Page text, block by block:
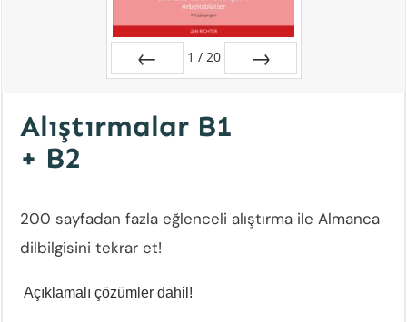
1 / 20
Alıştırmalar B1
+ B2
200 sayfadan fazla eğlenceli alıştırma ile Almanca
dilbilgisini tekrar et!
Açıklamalı çözümler dahil!